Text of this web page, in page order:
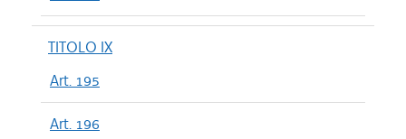
TITOLO IX
Art. 195
Art. 196